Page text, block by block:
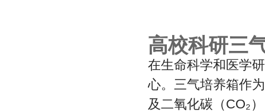
高校科研三
在生命科学和医学
心。三气培养箱作
及二氧化碳（CO₂